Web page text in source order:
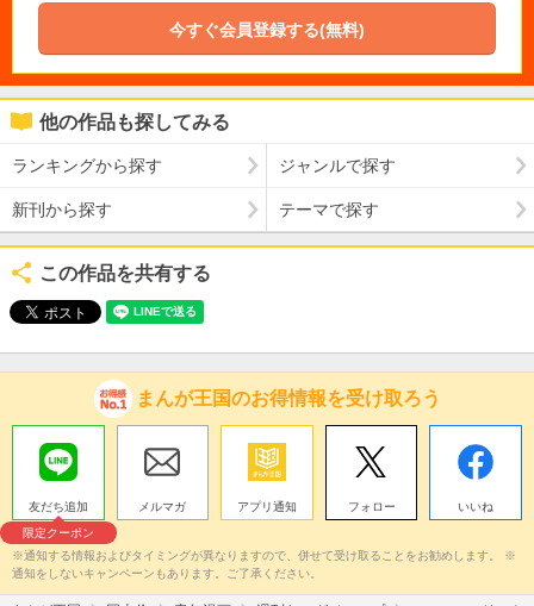
今すぐ会員登録する(無料)
他の作品も探してみる
ランキングから探す ジャンルで探す
新刊から探す テーマで探す
この作品を共有する
まんが王国のお得情報を受け取ろう
友だち追加
限定クーポン
メルマガ アプリ通知 フォロー いいね
※通知する情報およびタイミングが異なりますので、併せて受け取ることをお勧めします。 ※
通知をしないキャンペーンもあります。ご了承ください。